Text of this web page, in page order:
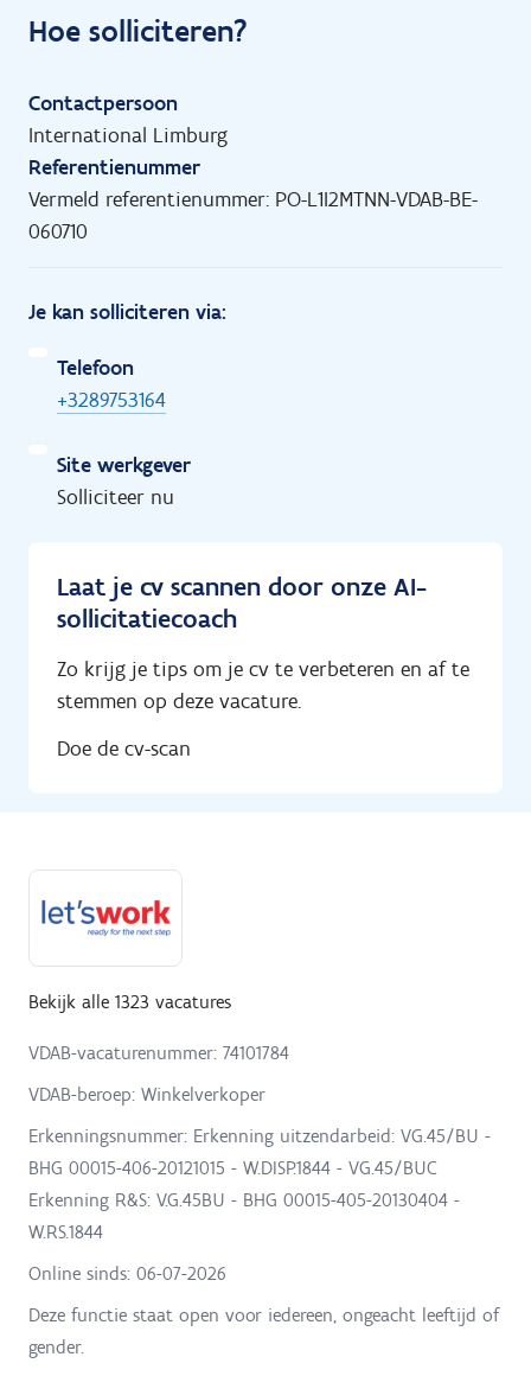
Hoe solliciteren?
Contactpersoon
International Limburg
Referentienummer
Vermeld referentienummer: PO-L1I2MTNN-VDAB-BE-
060710
Je kan solliciteren via:
Telefoon
+3289753164
Site werkgever
Solliciteer nu
Laat je cv scannen door onze AI-
sollicitatiecoach
Zo krijg je tips om je cv te verbeteren en af te
stemmen op deze vacature.
Doe de cv-scan
Bekijk alle 1323 vacatures
VDAB-vacaturenummer: 74101784
VDAB-beroep: Winkelverkoper
Erkenningsnummer: Erkenning uitzendarbeid: VG.45/BU -
BHG 00015-406-20121015 - W.DISP.1844 - VG.45/BUC
Erkenning R&S: V.G.45BU - BHG 00015-405-20130404 -
W.RS.1844
Online sinds: 06-07-2026
Deze functie staat open voor iedereen, ongeacht leeftijd of
gender.